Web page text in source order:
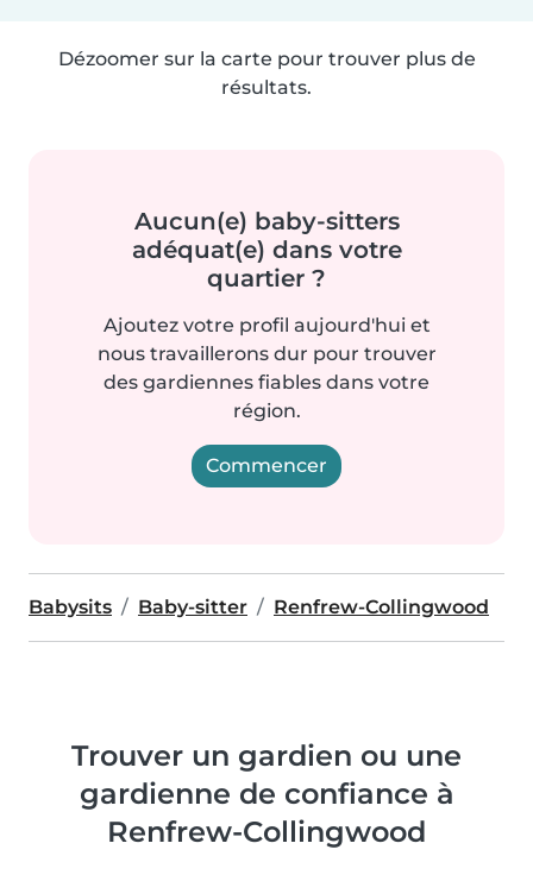
Dézoomer sur la carte pour trouver plus de
résultats.
Aucun(e) baby-sitters
adéquat(e) dans votre
quartier ?
Ajoutez votre profil aujourd'hui et
nous travaillerons dur pour trouver
des gardiennes fiables dans votre
région.
Commencer
Babysits Baby-sitter Renfrew-Collingwood
Trouver un gardien ou une
gardienne de confiance à
Renfrew-Collingwood